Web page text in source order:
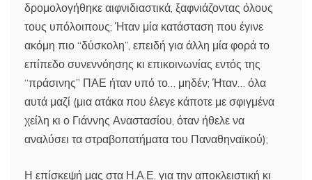
δρομολογήθηκε αιφνιδιαστικά, ξαφνιάζοντας όλους
τους υπόλοιπους; Ήταν μία κατάσταση που έγινε
ακόμη πιο “δύσκολη”, επειδή για άλλη μία φορά το
επίπεδο συνεννόησης κι επικοινωνίας εντός της
“πράσινης” ΠΑΕ ήταν υπό το… μηδέν; Ήταν… όλα
αυτά μαζί (μια ατάκα που έλεγε κάποτε με σφιγμένα
χείλη κι ο Γιάννης Αναστασίου, όταν ήθελε να
αναλύσει τα στραβοπατήματα του Παναθηναϊκού);
Η επίσκεψή μας στα Η.Α.Ε. για την αποκλειστική κι